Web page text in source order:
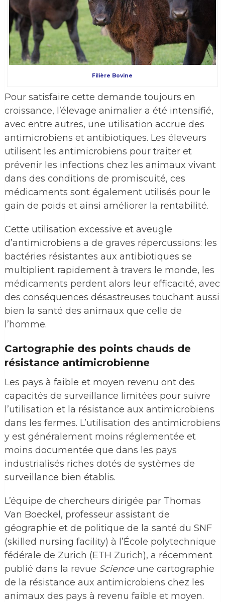
Filière Bovine
Pour satisfaire cette demande toujours en
croissance, l’élevage animalier a été intensifié,
avec entre autres, une utilisation accrue des
antimicrobiens et antibiotiques. Les éleveurs
utilisent les antimicrobiens pour traiter et
prévenir les infections chez les animaux vivant
dans des conditions de promiscuité, ces
médicaments sont également utilisés pour le
gain de poids et ainsi améliorer la rentabilité.
Cette utilisation excessive et aveugle
d’antimicrobiens a de graves répercussions: les
bactéries résistantes aux antibiotiques se
multiplient rapidement à travers le monde, les
médicaments perdent alors leur efficacité, avec
des conséquences désastreuses touchant aussi
bien la santé des animaux que celle de
l’homme.
Cartographie des points chauds de
résistance antimicrobienne
Les pays à faible et moyen revenu ont des
capacités de surveillance limitées pour suivre
l’utilisation et la résistance aux antimicrobiens
dans les fermes. L’utilisation des antimicrobiens
y est généralement moins réglementée et
moins documentée que dans les pays
industrialisés riches dotés de systèmes de
surveillance bien établis.
L’équipe de chercheurs dirigée par Thomas
Van Boeckel, professeur assistant de
géographie et de politique de la santé du SNF
(skilled nursing facility) à l’École polytechnique
fédérale de Zurich (ETH Zurich), a récemment
publié dans la revue Scienceune cartographie
de la résistance aux antimicrobiens chez les
animaux des pays à revenu faible et moyen.